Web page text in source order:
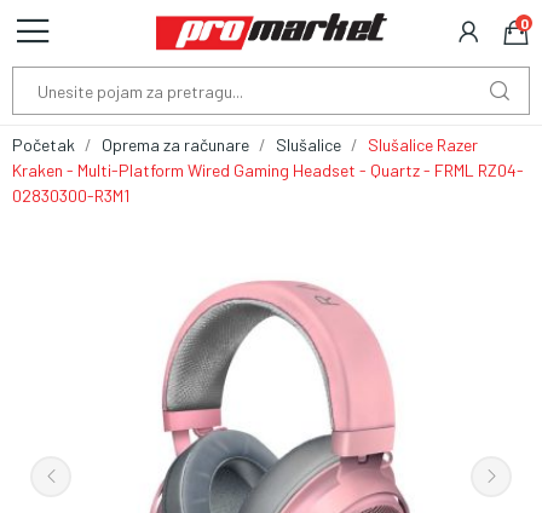
0
Početak Oprema za računare Slušalice
Slušalice Razer
Kraken - Multi-Platform Wired Gaming Headset - Quartz - FRML RZ04-
02830300-R3M1